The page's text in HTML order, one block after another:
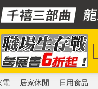
電 居家休閒 日用食品